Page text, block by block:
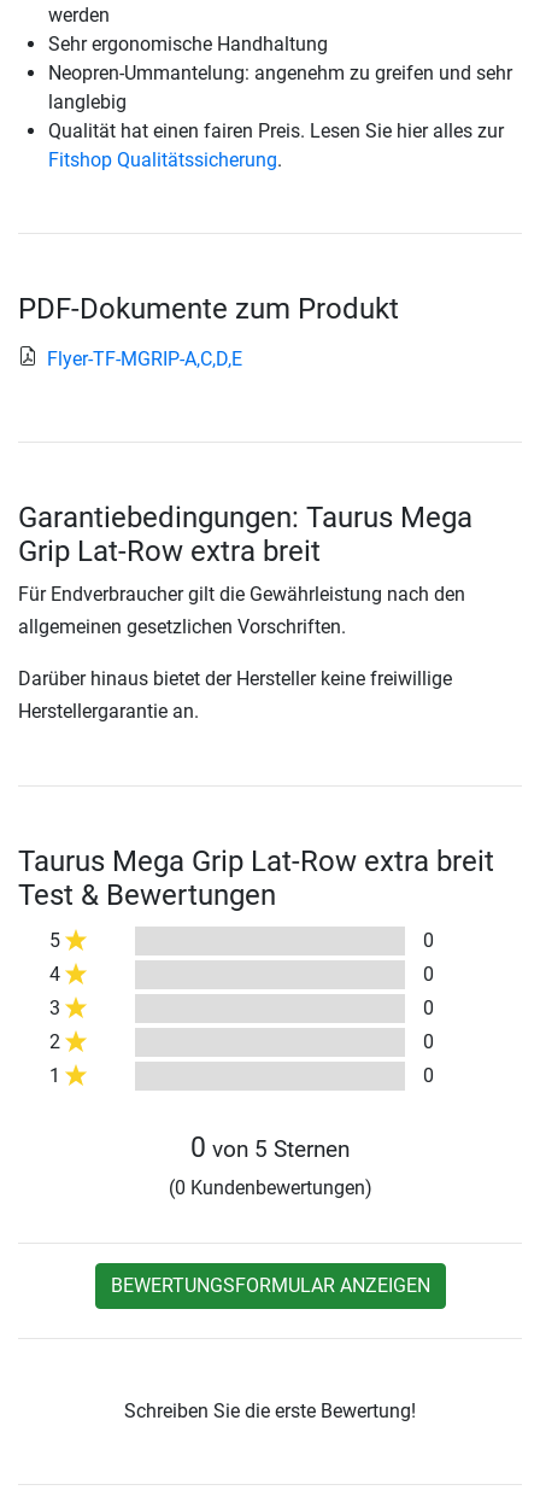
werden
Sehr ergonomische Handhaltung
Neopren-Ummantelung: angenehm zu greifen und sehr
langlebig
Qualität hat einen fairen Preis. Lesen Sie hier alles zur
Fitshop Qualitätssicherung.
PDF-Dokumente zum Produkt
Flyer-TF-MGRIP-A,C,D,E
Garantiebedingungen: Taurus Mega
Grip Lat-Row extra breit
Für Endverbraucher gilt die Gewährleistung nach den
allgemeinen gesetzlichen Vorschriften.
Darüber hinaus bietet der Hersteller keine freiwillige
Herstellergarantie an.
Taurus Mega Grip Lat-Row extra breit
Test & Bewertungen
5
0
4
0
3
0
2
0
1
0
0 von 5 Sternen
(0 Kundenbewertungen)
BEWERTUNGSFORMULAR ANZEIGEN
Schreiben Sie die erste Bewertung!